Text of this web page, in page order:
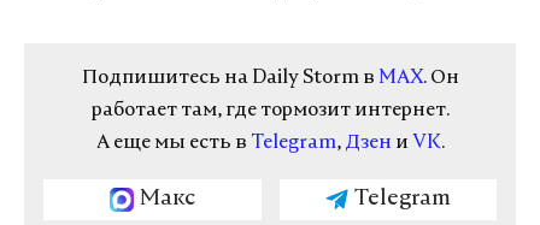
Подпишитесь на Daily Storm в MAX. Он
работает там, где тормозит интернет.
А еще мы есть в Telegram, Дзен и VK.
Макс Telegram